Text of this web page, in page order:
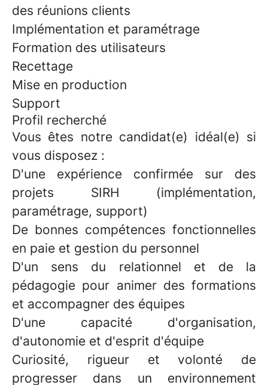
des réunions clients
Implémentation et paramétrage
Formation des utilisateurs
Recettage
Mise en production
Support
Profil recherché
Vous êtes notre candidat(e) idéal(e) si
vous disposez :
D'une expérience confirmée sur des
projets SIRH (implémentation,
paramétrage, support)
De bonnes compétences fonctionnelles
en paie et gestion du personnel
D'un sens du relationnel et de la
pédagogie pour animer des formations
et accompagner des équipes
D'une capacité d'organisation,
d'autonomie et d'esprit d'équipe
Curiosité, rigueur et volonté de
progresser dans un environnement